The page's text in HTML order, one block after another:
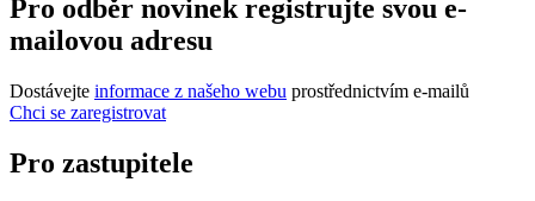
Pro odběr novinek registrujte svou e-
mailovou adresu
Dostávejte informace z našeho webu prostřednictvím e-mailů
Chci se zaregistrovat
Pro zastupitele